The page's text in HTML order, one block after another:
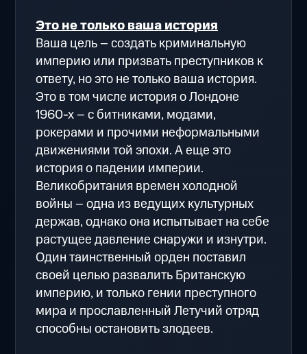
Это не только ваша история
Ваша цель – создать криминальную
империю или призвать преступников к
ответу, но это не только ваша история.
Это в том числе история о Лондоне
1960-х – с битниками, модами,
рокерами и прочими неформальными
движениями той эпохи. А еще это
история о падении империи.
Великобритания времен холодной
войны – одна из ведущих культурных
держав, однако она испытывает на себе
растущее давление снаружи и изнутри.
Один таинственный орден поставил
своей целью развалить Британскую
империю, и только гении преступного
мира и прославленный Летучий отряд
способны остановить злодеев.